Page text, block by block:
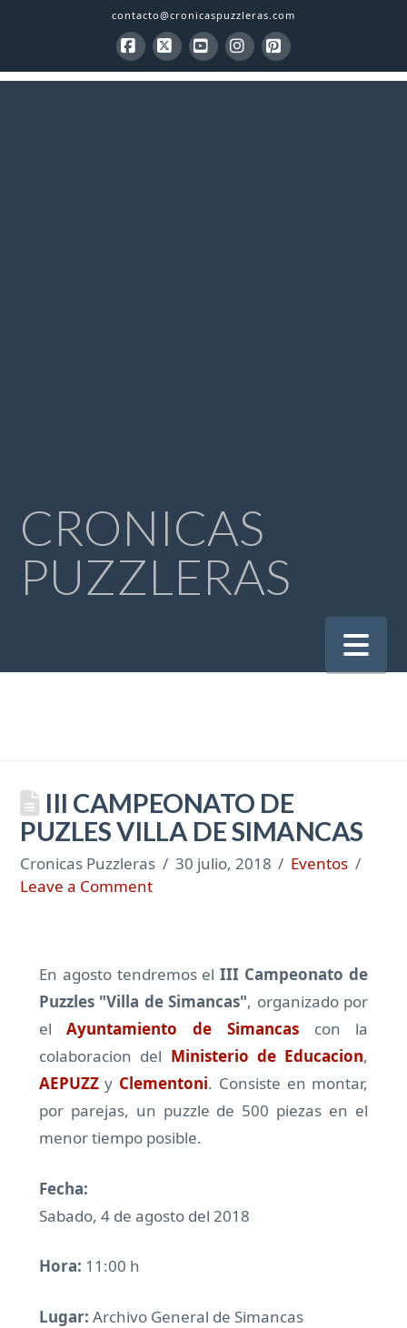
contacto@cronicaspuzzleras.com
Facebook
X YouTubeInstagram
Pinterest
CRONICAS
PUZZLERAS
III CAMPEONATO DE
PUZLES VILLA DE SIMANCAS
Cronicas Puzzleras 30 julio, 2018
Eventos
Leave a Comment
En agosto tendremos elIII Campeonato de
Puzzles "Villa de Simancas", organizado por
elAyuntamiento de Simancascon la
colaboracion del Ministerio de Educacion,
AEPUZZy Clementoni. Consiste en montar,
por parejas, un puzzle de 500 piezas en el
menor tiempo posible.
Fecha:
Sabado, 4 de agosto del 2018
Hora: 11:00 h
Lugar: Archivo General de Simancas